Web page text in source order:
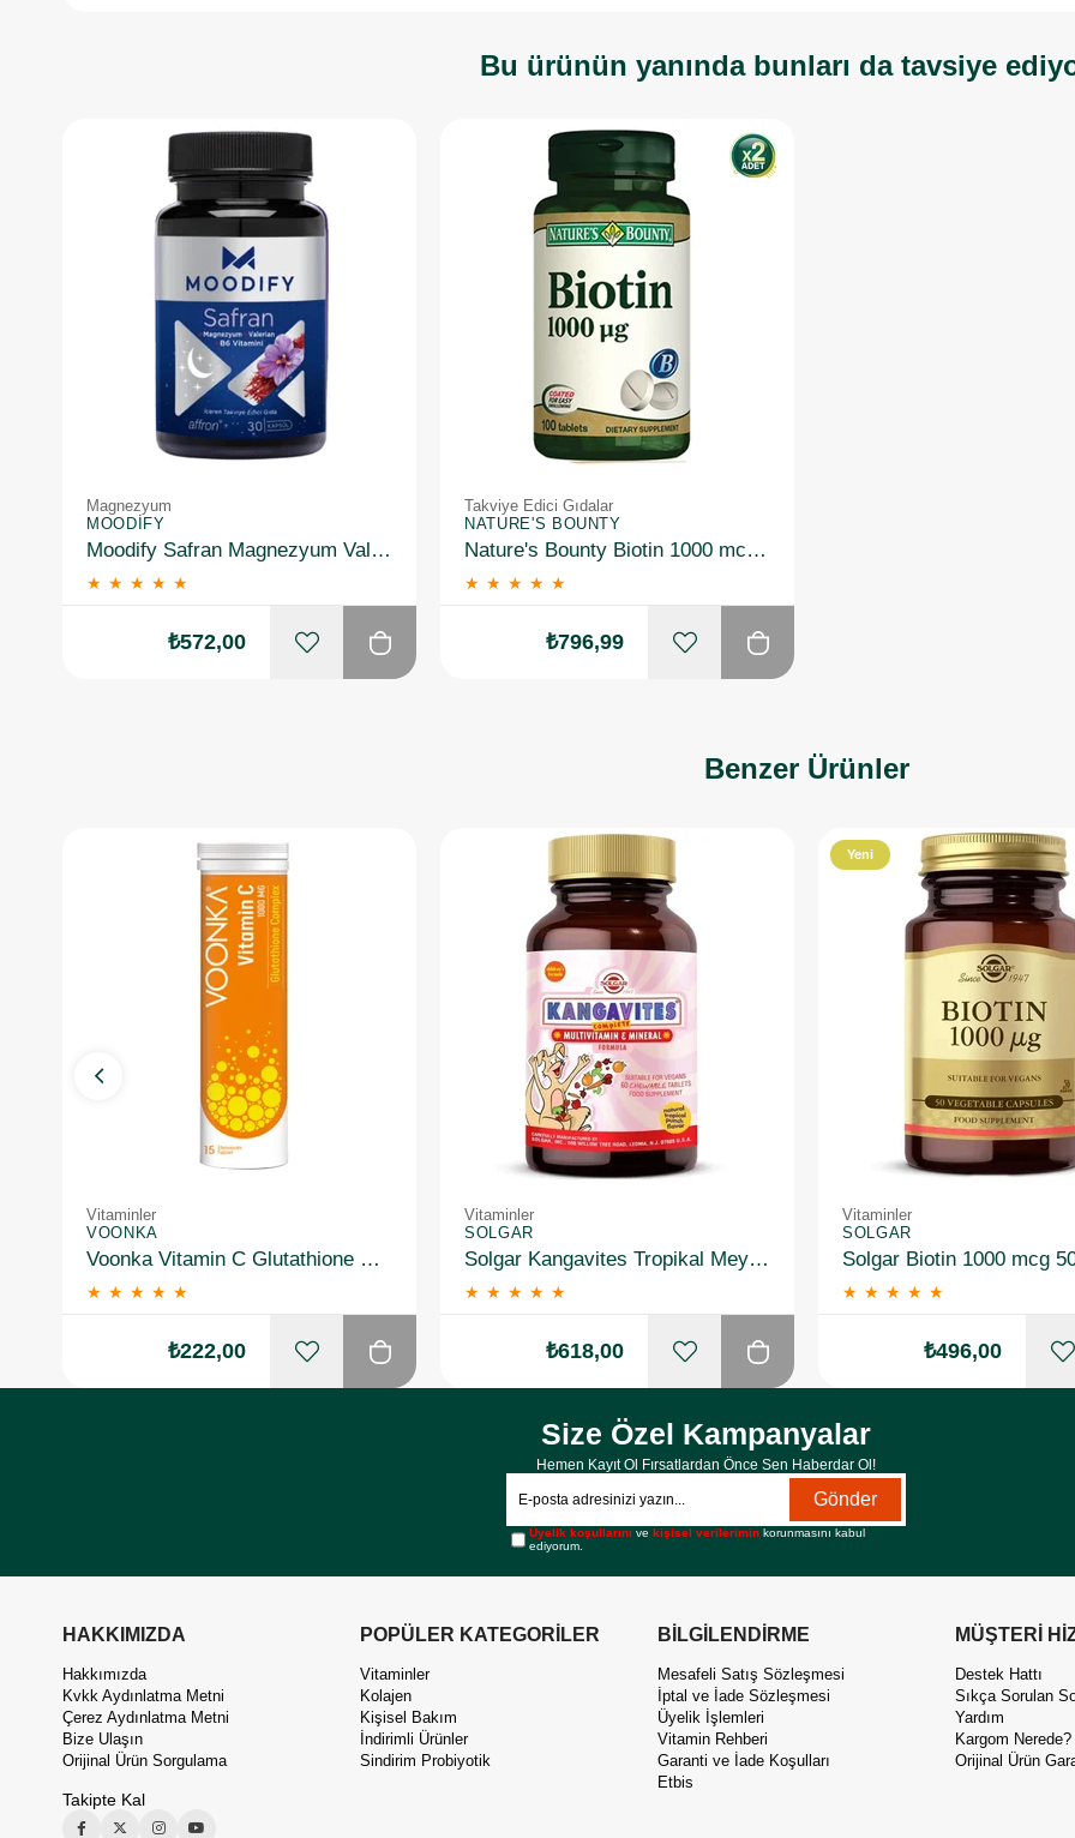
Bu ürünün yanında bunları da tavsiye
Magnezyum
MOODIFY
Moodify Safran Magnezyum Valerian B6 Vitamin 30 Kapsül
★ ★ ★ ★ ★
₺572,00
Takviye Edici Gıdalar
NATURE'S BOUNTY
Nature's Bounty Biotin 1000 mcg 100 Tablet 2 Adet
★ ★ ★ ★ ★
₺796,99
Benzer Ürünler
Vitaminler
VOONKA
Voonka Vitamin C Glutathione Complex Efervesan 15 Tablet
★ ★ ★ ★ ★
₺222,00
Vitaminler
SOLGAR
Solgar Kangavites Tropikal Meyve Aromalı 60 Tablet
★ ★ ★ ★ ★
₺618,00
Vitaminler
SOLGAR
Solgar Biotin 1000 mcg
★ ★ ★ ★ ★
Yeni
₺496,00
Size Özel Kampanyalar
Hemen Kayıt Ol Fırsatlardan Önce Sen Haberdar Ol!
Gönder
Üyelik koşullarını vekişisel verilerimin korunmasını kabul
ediyorum.
HAKKIMIZDA
Hakkımızda
Kvkk Aydınlatma Metni
Çerez Aydınlatma Metni
Bize Ulaşın
Orijinal Ürün Sorgulama
Takipte Kal
POPÜLER KATEGORİLER
Vitaminler
Kolajen
Kişisel Bakım
İndirimli Ürünler
Sindirim Probiyotik
BİLGİLENDİRME
Mesafeli Satış Sözleşmesi
İptal ve İade Sözleşmesi
Üyelik İşlemleri
Vitamin Rehberi
Garanti ve İade Koşulları
Etbis
MÜŞTERİ
Destek Hattı
Sıkça Sorulan
Yardım
Kargom Nerede?
Orijinal Ürün